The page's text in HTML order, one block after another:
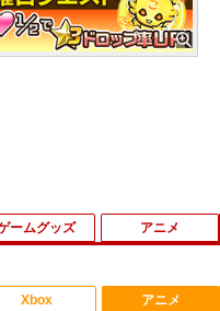
ームグッズ アニメ
Xbox アニメ